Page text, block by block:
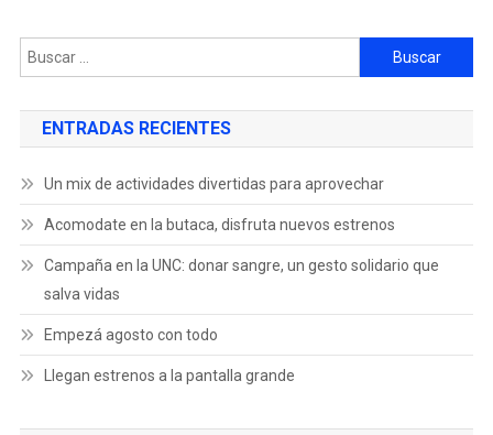
ENTRADAS RECIENTES
Un mix de actividades divertidas para aprovechar
Acomodate en la butaca, disfruta nuevos estrenos
Campaña en la UNC: donar sangre, un gesto solidario que
salva vidas
Empezá agosto con todo
Llegan estrenos a la pantalla grande